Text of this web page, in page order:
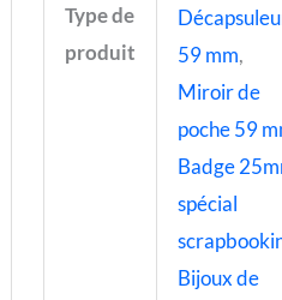
Type de
produit
59 mm,
Miroir de
poche 59
Badge
spécial
Bijoux de